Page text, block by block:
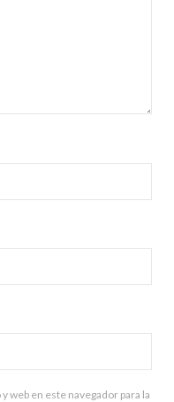
web en este navegador para la